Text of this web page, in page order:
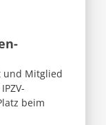
und Mitglied
beim